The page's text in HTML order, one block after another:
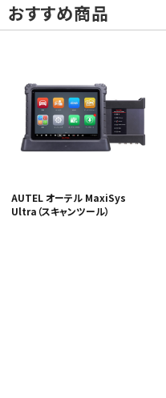
おすすめ商品
AUTEL オーテル MaxiSys
Ultra（スキャンツール）